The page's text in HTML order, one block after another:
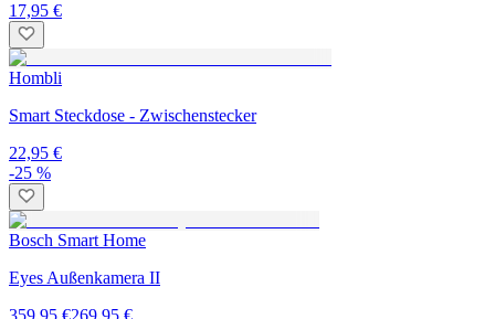
17,95 €
Hombli
Smart Steckdose - Zwischenstecker
22,95 €
-25 %
Bosch Smart Home
Eyes Außenkamera II